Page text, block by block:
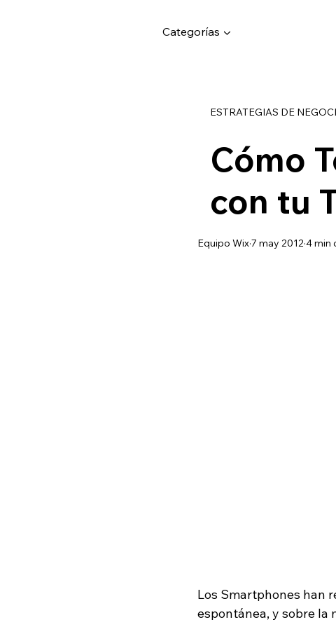
Categorías ▼
ESTRATEGIAS DE
Cómo
con tu
Equipo Wix7 may 2012 4 min
Los Smartphones han
espontánea, y sobre la